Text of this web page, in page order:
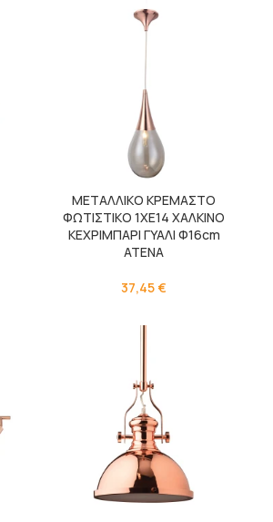
ΜΕΤΑΛΛΙΚΟ ΚΡΕΜΑΣΤΟ
ΦΩΤΙΣΤΙΚΟ 1ΧΕ14 ΧΑΛΚΙΝΟ
ΚΕΧΡΙΜΠΑΡΙ ΓΥΑΛΙ Φ16cm
ATENA
37,45€